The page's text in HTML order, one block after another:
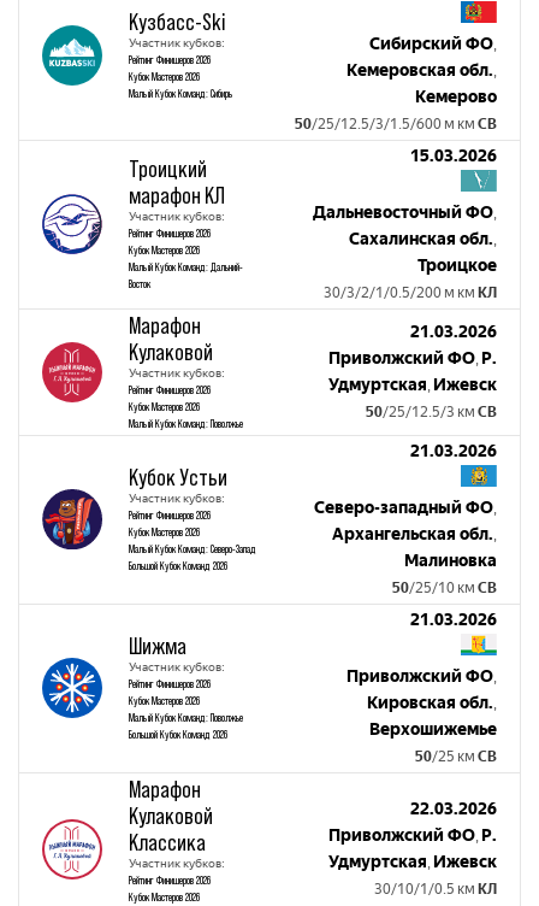
Кузбасс-Ski
Участник кубков:
Рейтинг Финишеров 2026
Кубок Мастеров 2026
Малый Кубок Команд: Сибирь
Сибирский ФО,
Кемеровская обл.,
Кемерово
50/25/12.5/3/1.5/600 м км СВ
Троицкий
марафон КЛ
Участник кубков:
Рейтинг Финишеров 2026
Кубок Мастеров 2026
Малый Кубок Команд: Дальний-
Восток
15.03.2026
Дальневосточный ФО,
Сахалинская обл.,
Троицкое
30/3/2/1/0.5/200 м км КЛ
Марафон
Кулаковой
Участник кубков:
Рейтинг Финишеров 2026
Кубок Мастеров 2026
Малый Кубок Команд: Поволжье
21.03.2026
Приволжский ФО, Р.
Удмуртская, Ижевск
50/25/12.5/3 км СВ
Кубок Устьи
Участник кубков:
Рейтинг Финишеров 2026
Кубок Мастеров 2026
Малый Кубок Команд: Северо-Запад
Большой Кубок Команд 2026
21.03.2026
Северо-западный ФО,
Архангельская обл.,
Малиновка
50/25/10 км СВ
Шижма
Участник кубков:
Рейтинг Финишеров 2026
Кубок Мастеров 2026
Малый Кубок Команд: Поволжье
Большой Кубок Команд 2026
21.03.2026
Приволжский ФО,
Кировская обл.,
Верхошижемье
50/25 км СВ
Марафон
Кулаковой
Классика
Участник кубков:
Рейтинг Финишеров 2026
Кубок Мастеров 2026
22.03.2026
Приволжский ФО, Р.
Удмуртская, Ижевск
30/10/1/0.5 км КЛ